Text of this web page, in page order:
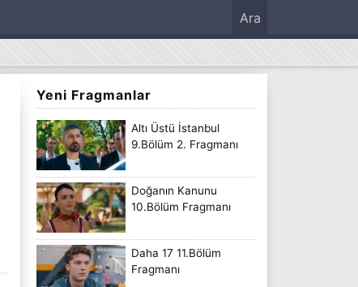
Ara
Yeni Fragmanlar
Altı Üstü İstanbul
9.Bölüm 2. Fragmanı
Doğanın Kanunu
10.Bölüm Fragmanı
Daha 17 11.Bölüm
Fragmanı